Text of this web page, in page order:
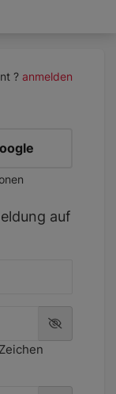
? anmelden
auf